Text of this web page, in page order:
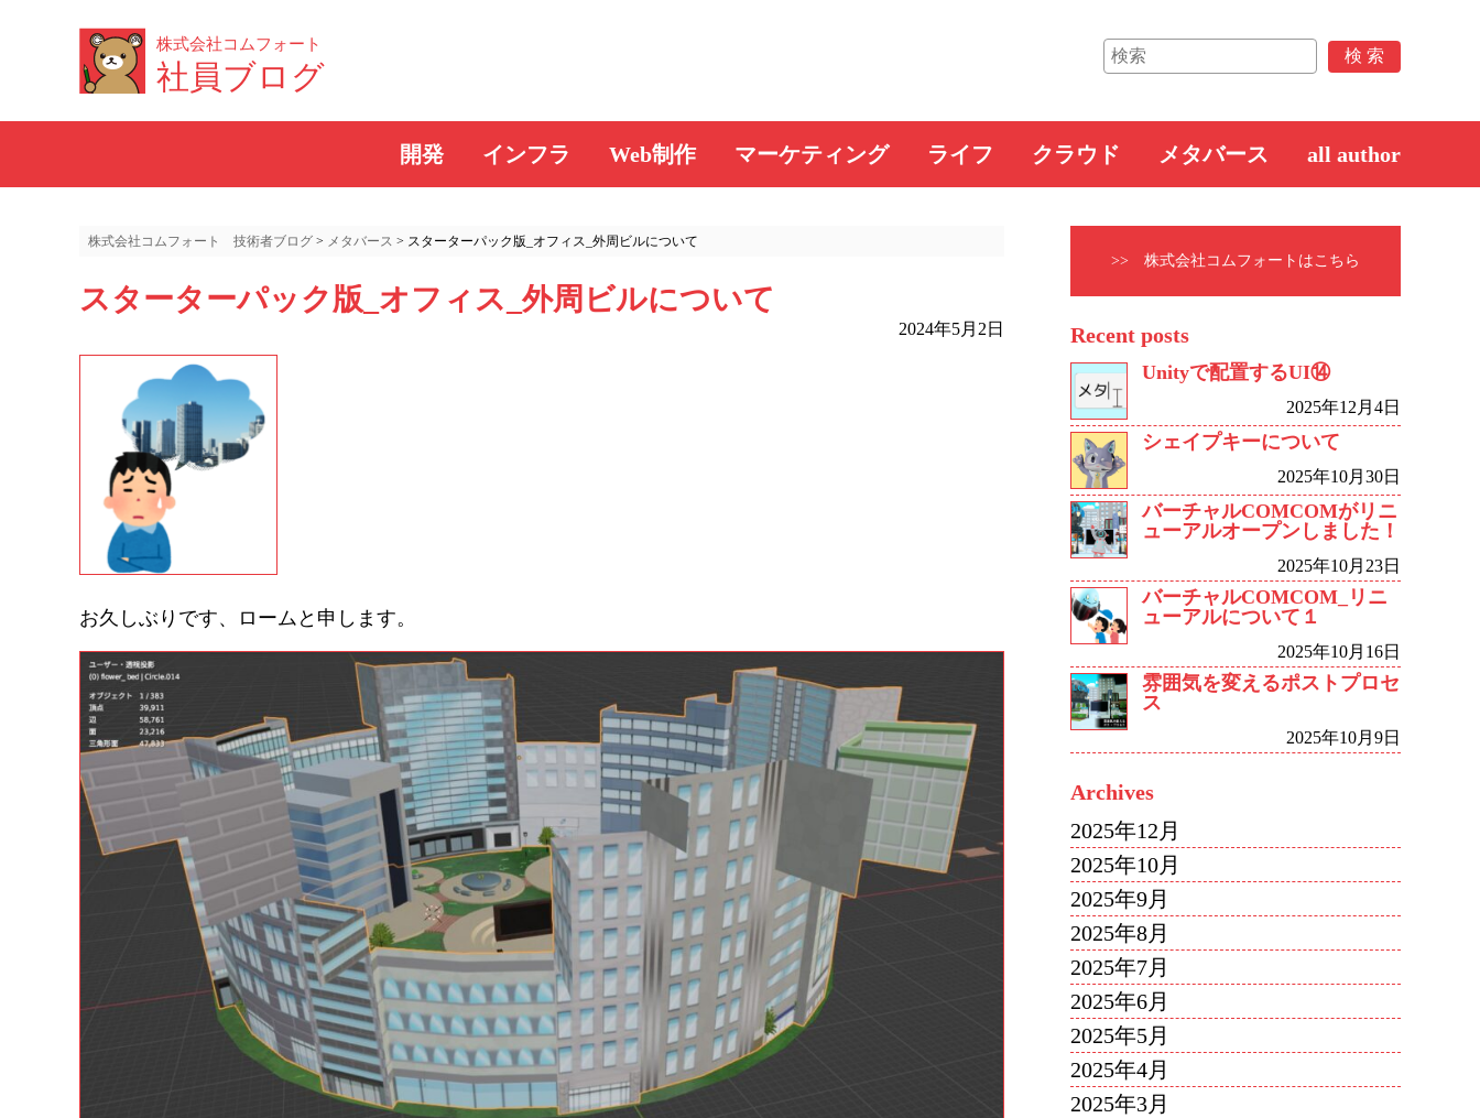
株式会社コムフォート
社員ブログ
開発 インフラ Web制作 マーケティング ライフ クラウド メタバース all author
株式会社コムフォート 技術者ブログ > メタバース > スターターパック版_オフィス_外周ビルについて
スターターパック版_オフィス_外周ビルについて
2024年5月2日
お久しぶりです、ロームと申します。
>> 株式会社コムフォートはこちら
Recent posts
Unityで配置するUI⑭
2025年12月4日
シェイプキーについて
2025年10月30日
バーチャルCOMCOMがリニ
ューアルオープンしました！
2025年10月23日
バーチャルCOMCOM_リニ
ューアルについて１
2025年10月16日
雰囲気を変えるポストプロセ
ス
2025年10月9日
Archives
2025年12月
2025年10月
2025年9月
2025年8月
2025年7月
2025年6月
2025年5月
2025年4月
2025年3月